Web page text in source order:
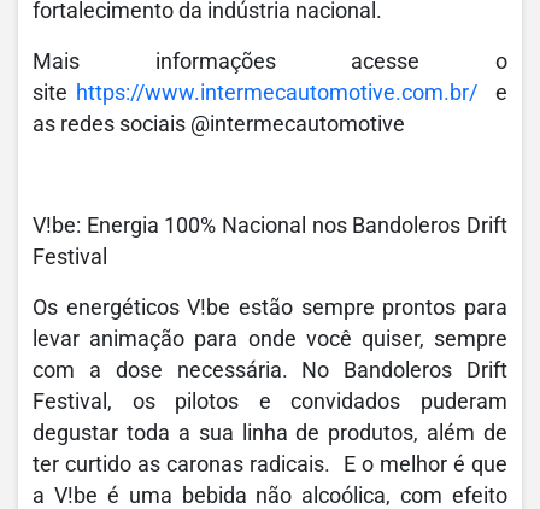
fortalecimento da indústria nacional.
Mais informações acesse o
site https://www.intermecautomotive.com.br/ e
as redes sociais @intermecautomotive
V!be: Energia 100% Nacional nos Bandoleros Drift
Festival
Os energéticos V!be estão sempre prontos para
levar animação para onde você quiser, sempre
com a dose necessária. No Bandoleros Drift
Festival, os pilotos e convidados puderam
degustar toda a sua linha de produtos, além de
ter curtido as caronas radicais. E o melhor é que
a V!be é uma bebida não alcoólica, com efeito